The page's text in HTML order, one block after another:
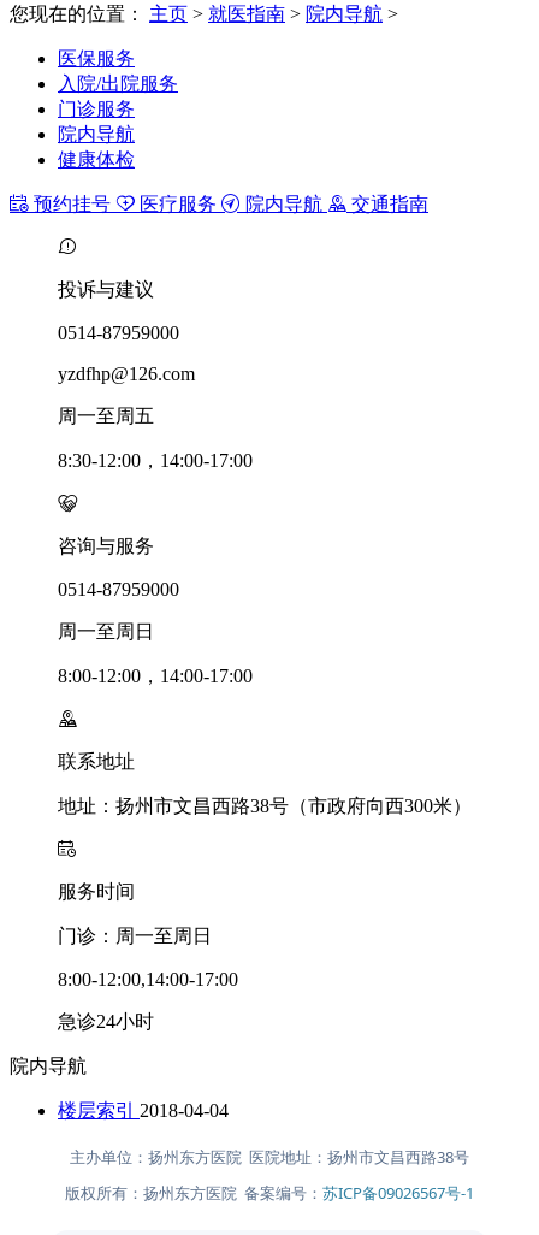
您现在的位置：
主页 > 就医指南 > 院内导航 >
医保服务
入院/出院服务
门诊服务
院内导航
健康体检
预约挂号 医疗服务 院内导航 交通指南
投诉与建议
0514-87959000
yzdfhp@126.com
周一至周五
8:30-12:00，14:00-17:00
咨询与服务
0514-87959000
周一至周日
8:00-12:00，14:00-17:00
联系地址
地址：扬州市文昌西路38号（市政府向西300米）
服务时间
门诊：周一至周日
8:00-12:00,14:00-17:00
急诊24小时
院内导航
楼层索引 2018-04-04
主办单位：扬州东方医院 医院地址：扬州市文昌西路38号
版权所有：扬州东方医院 备案编号： 苏ICP备09026567号-1